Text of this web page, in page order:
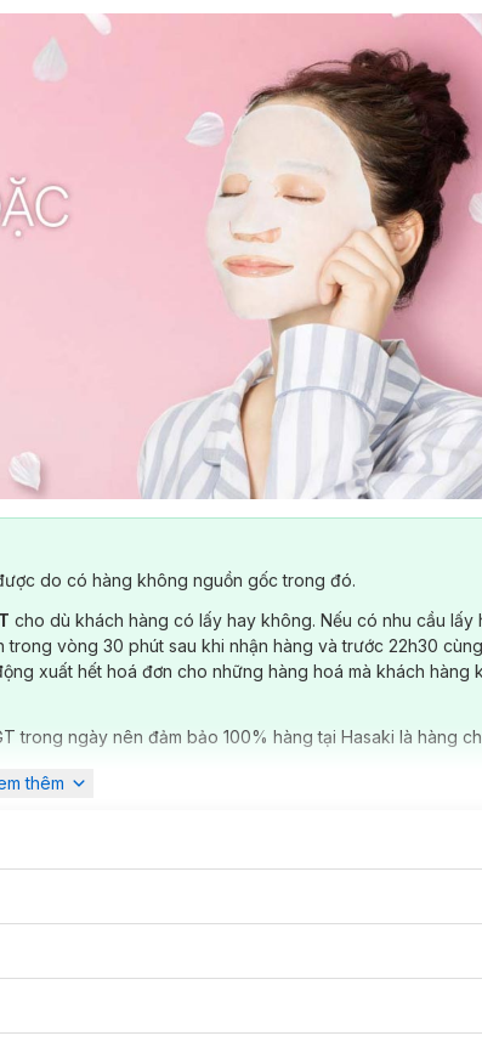
do có hàng không nguồn gốc trong đó.
cho dù khách hàng có lấy hay không. Nếu có nhu cầu lấy
vòng 30 phút sau khi nhận hàng và trước 22h30
xuất hết hoá đơn cho những hàng hoá mà khách hàng
trong ngày nên đảm bảo 100% hàng tại Hasaki là hàng
thêm